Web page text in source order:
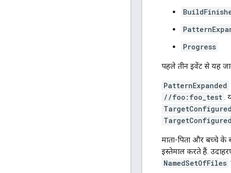
Progress
पहले तीन इवेंट से यह
PatternExpanded
//foo:foo_test .
TargetConfigured
TargetConfigured
माता-पिता और बच्चे
इस्तेमाल करते हैं.
NamedSetOfFiles